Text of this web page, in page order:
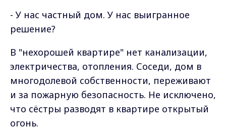
- У нас частный дом. У нас выигранное
решение?
В "нехорошей квартире" нет канализации,
электричества, отопления. Соседи, дом в
многодолевой собственности, переживают
и за пожарную безопасность. Не исключено,
что сёстры разводят в квартире открытый
огонь.